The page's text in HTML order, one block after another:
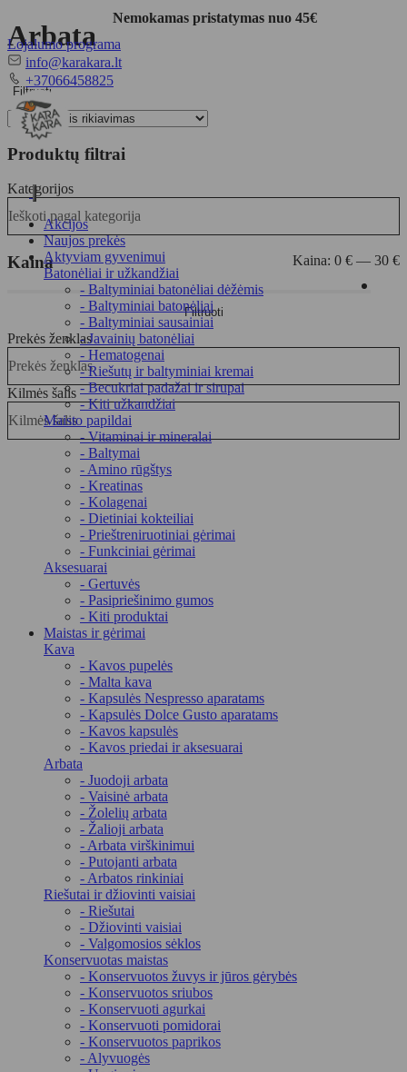
Nemokamas pristatymas nuo 45€
Lojalumo programa
info@karakara.ltEl.
+37066458825Telefonas
Toggle
navigation
Akcijos
Naujos prekės
Aktyviam gyvenimui
Batonėliai ir užkandžiai
- Baltyminiai batonėliai dėžėmis
- Baltyminiai batonėliai
- Baltyminiai sausainiai
- Javainių batonėliai
- Hematogenai
- Riešutų ir baltyminiai kremai
- Becukriai padažai ir sirupai
- Kiti užkandžiai
Maisto papildai
- Vitaminai ir mineralai
- Baltymai
- Amino rūgštys
- Kreatinas
- Kolagenai
- Dietiniai kokteiliai
- Prieštreniruotiniai gėrimai
- Funkciniai gėrimai
Aksesuarai
- Gertuvės
- Pasipriešinimo gumos
- Kiti produktai
Maistas ir gėrimai
Kava
- Kavos pupelės
- Malta kava
- Kapsulės Nespresso aparatams
- Kapsulės Dolce Gusto aparatams
- Kavos kapsulės
- Kavos priedai ir aksesuarai
Arbata
- Juodoji arbata
- Vaisinė arbata
- Žolelių arbata
- Žalioji arbata
- Arbata virškinimui
- Putojanti arbata
- Arbatos rinkiniai
Riešutai ir džiovinti vaisiai
- Riešutai
- Džiovinti vaisiai
- Valgomosios sėklos
Konservuotas maistas
- Konservuotos žuvys ir jūros gėrybės
- Konservuotos sriubos
- Konservuoti agurkai
- Konservuoti pomidorai
- Konservuotos paprikos
- Alyvuogės
Arbata
Filtruoti
Produktų filtrai
Kategorijos
Ieškoti pagal kategorija
Kaina
Filtruoti
Kaina: 0 € — 30 €
Prekės ženklas
Prekės ženklas
Kilmės šalis
Kilmės šalis